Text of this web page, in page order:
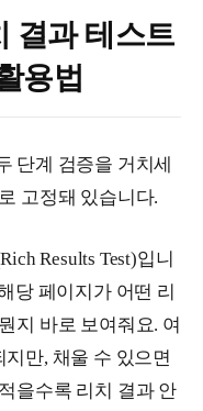
결과 테스트
용법
단계 검증을 거치세
고정돼 있습니다.
Results Test)입니
당 페이지가 어떤 리
지 바로 보여줘요. 여
만, 채울 수 있으면
을수록 리치 결과 안